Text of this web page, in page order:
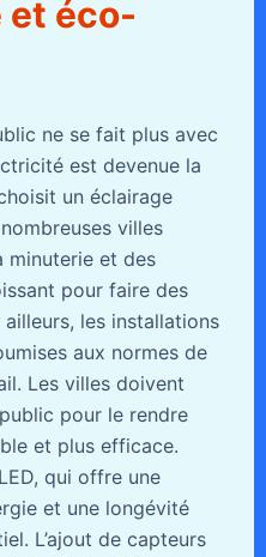
et éco-
ne se fait plus avec
est devenue la
un éclairage
villes
minuterie et des
pour faire des
ailleurs, les installations
aux normes de
Les villes doivent
pour le rendre
et plus efficace.
qui offre une
et une longévité
L’ajout de capteurs